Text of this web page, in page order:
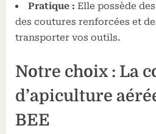
Pratique : Elle possède
des coutures renforcées et
transporter vos outils.
Notre choix : La
d’apiculture
BEE